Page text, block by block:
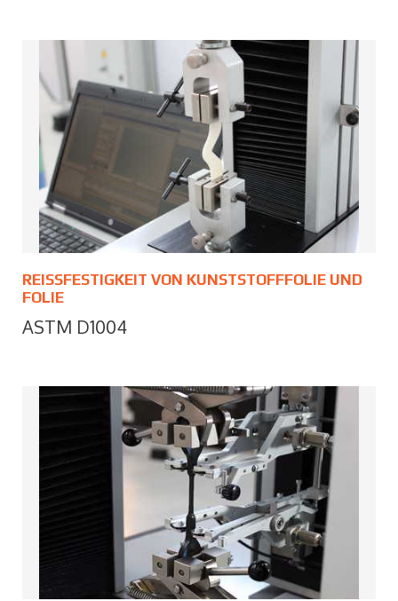
REISSFESTIGKEIT VON KUNSTSTOFFFOLIE UND F
OLIE
ASTM D1004